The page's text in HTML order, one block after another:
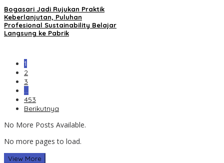
Bogasari Jadi Rujukan Praktik
Keberlanjutan, Puluhan
Profesional Sustainability Belajar
Langsung ke Pabrik
1
2
3
…
453
Berikutnya
No More Posts Available.
No more pages to load.
View More